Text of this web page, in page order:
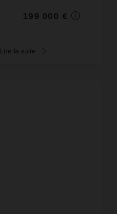
199 000 €
Lire la suite